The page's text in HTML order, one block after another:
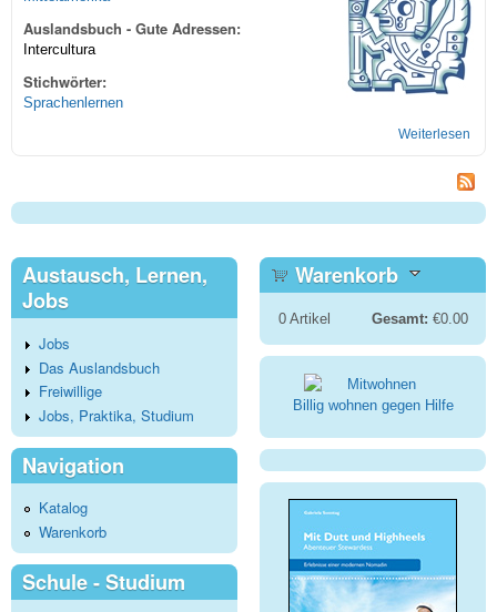
Auslandsbuch - Gute Adressen:
Intercultura
Stichwörter:
Sprachenlernen
Weiterlesen
Rica
Austausch, Lernen,
Jobs
Jobs
Das Auslandsbuch
Freiwillige
Jobs, Praktika, Studium
Navigation
Katalog
Warenkorb
Schule - Studium
Warenkorb
0Artikel Gesamt: €0.00
Billig wohnen gegen Hilfe